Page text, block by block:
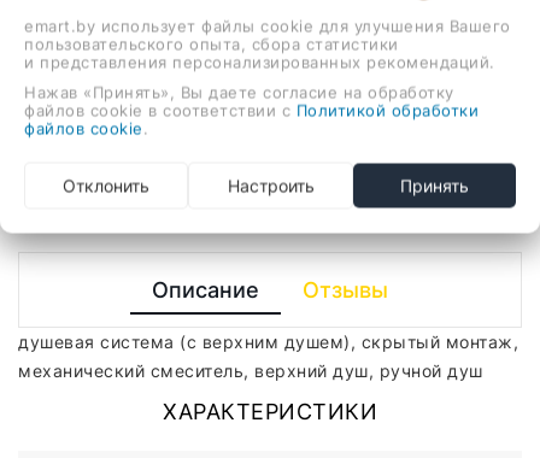
душевая система (с верхним душем), скрытый монтаж,
механический смеситель, верхний душ, ручной душ
- +
В корзину
Описание Отзывы
душевая система (с верхним душем), скрытый монтаж,
механический смеситель, верхний душ, ручной душ
ХАРАКТЕРИСТИКИ
emart.by использует файлы cookie для улучшения Вашего
пользовательского опыта, сбора статистики
и представления персонализированных рекомендаций.
Нажав «Принять», Вы даете согласие на обработку
файлов cookie в соответствии с Политикой обработки
файлов cookie.
Отклонить Настроить Принять